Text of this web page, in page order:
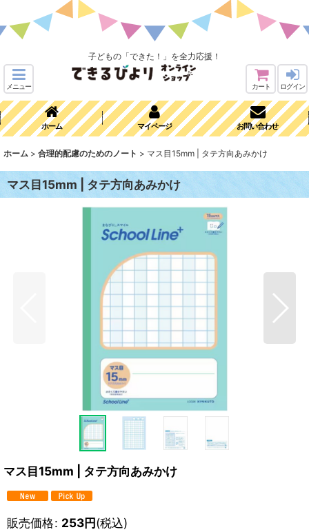
子どもの「できた！」を全力応援！
メニュー カート ログイン
ホーム マイページ お問い合わせ
ホーム > 合理的配慮のためのノート > マス目15mm | タテ方向あみかけ
マス目15mm | タテ方向あみかけ
マス目15mm | タテ方向あみかけ
販売価格: 253円(税込)